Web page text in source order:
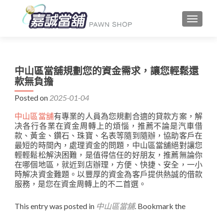
中山區當舖規劃您的資金需求，讓您輕鬆還
款無負擔
Posted on 2025-01-04
中山區當舖有專業的人員為您規劃合適的貸款方案，解
决各行各業在資金周轉上的煩惱，推薦不論是汽車借
款、黃金、鑽石、珠寶、名表等隨到隨辦，協助客戶在
最短的時間內，處理資金的問題，中山區當舖絕對讓您
輕輕鬆松解決困難，是值得信任的好朋友，推薦無論你
在哪個地區，就近到店辦理，方便、快捷、安全，一小
時解决資金難題。以豐厚的資金為客戶提供熱誠的借款
服務，是您在資金周轉上的不二首選。
This entry was posted in 中山區當舖. Bookmark the